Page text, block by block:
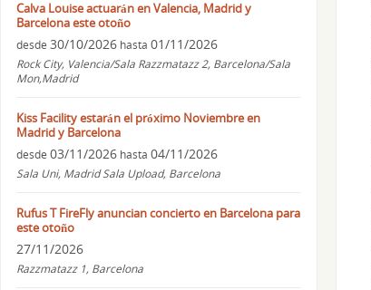
Calva Louise actuarán en Valencia, Madrid y
Barcelona este otoño
desde 30/10/2026 hasta 01/11/2026
Rock City, Valencia/Sala Razzmatazz 2, Barcelona/Sala
Mon,Madrid
Kiss Facility estarán el próximo Noviembre en
Madrid y Barcelona
desde 03/11/2026 hasta 04/11/2026
Sala Uni, Madrid Sala Upload, Barcelona
Rufus T FireFly anuncian concierto en Barcelona para
este otoño
27/11/2026
Razzmatazz 1, Barcelona